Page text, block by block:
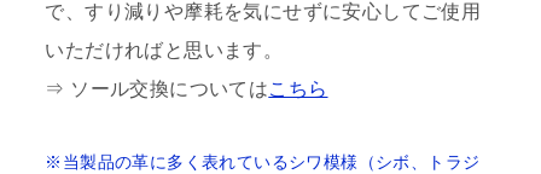
で、すり減りや摩耗を気にせずに安心してご使用
いただければと思います。
⇒ ソール交換についてはこちら
※当製品の革に多く表れているシワ模様（シボ、トラジ